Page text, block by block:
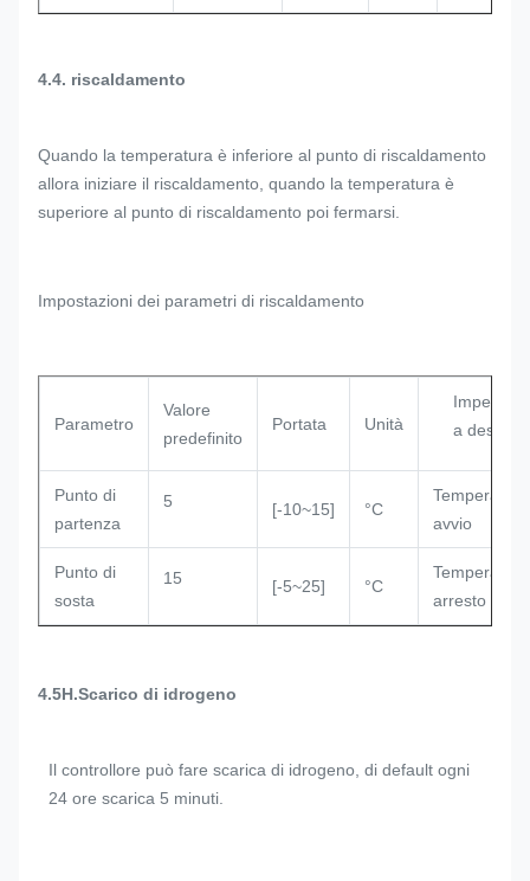
4.4. riscaldamento
Quando la temperatura è inferiore al punto di riscaldamento
allora iniziare il riscaldamento, quando la temperatura è
superiore al punto di riscaldamento poi fermarsi.
Impostazioni dei parametri di riscaldamento
Parametro
Valore
predefinito
Portata Unità
a
Punto di
partenza
5 [-10~15] °C
avvio
Punto di
sosta
15 [-5~25] °C
arresto
4.5H.Scarico di idrogeno
Il controllore può fare scarica di idrogeno, di default ogni
24 ore scarica 5 minuti.